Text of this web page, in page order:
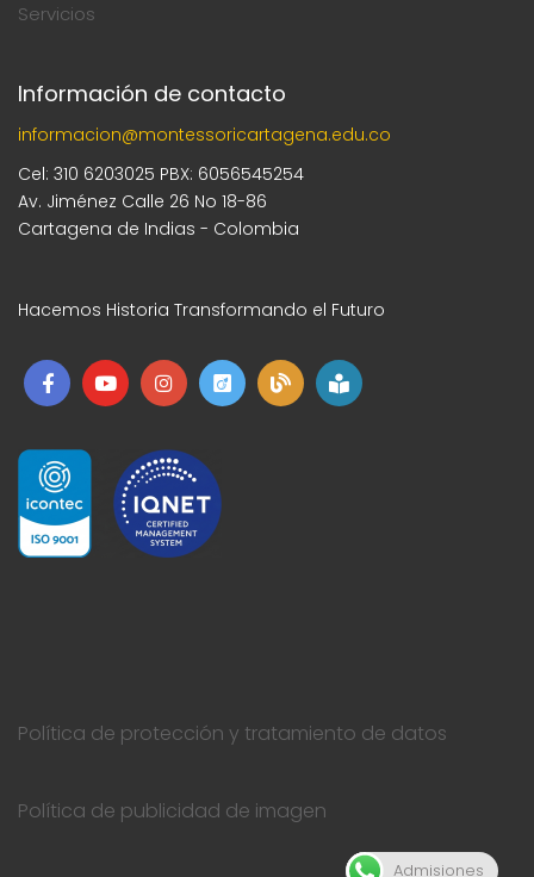
Servicios
Información de contacto
informacion@montessoricartagena.edu.co
Cel: 310 6203025 PBX: 6056545254
Av. Jiménez Calle 26 No 18-86
Cartagena de Indias - Colombia
Hacemos Historia Transformando el Futuro
Política de protección y tratamiento de datos
Política de publicidad de imagen
Admisiones